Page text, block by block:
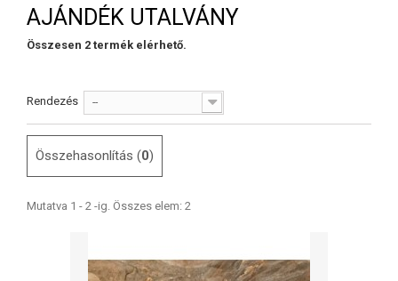
AJÁNDÉK UTALVÁNY
Összesen 2 termék elérhető.
Rendezés --
Összehasonlítás (0)
Mutatva 1 - 2 -ig. Összes elem: 2